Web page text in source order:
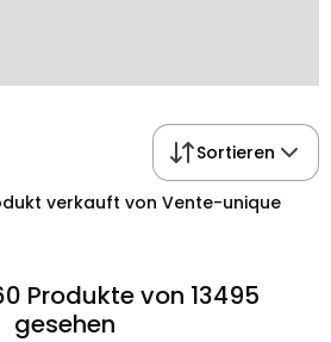
Sortieren
verkauft von Vente-unique
Produkte von 13495
gesehen